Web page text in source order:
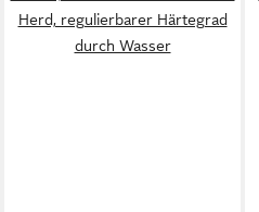
Herd, regulierbarer Härtegrad
durch Wasser